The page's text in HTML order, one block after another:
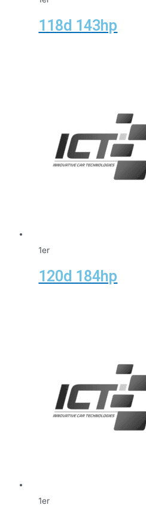
118d 143hp
1er
120d 184hp
1er